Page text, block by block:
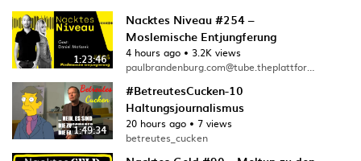
1:23:46
Nacktes Niveau #254 –
Moslemische Entjungferung
4 hours ago • 3.2K views
paulbrandenburg.com@tube.theplattform.net
1:49:34
#BetreutesCucken-10
Haltungsjournalismus
20 hours ago • 7 views
betreutes_cucken